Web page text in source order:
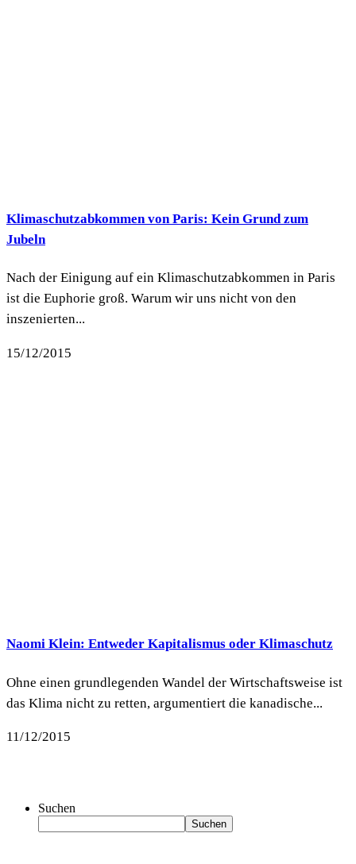
Klimaschutzabkommen von Paris: Kein Grund zum
Jubeln
Nach der Einigung auf ein Klimaschutzabkommen in Paris
ist die Euphorie groß. Warum wir uns nicht von den
inszenierten...
15/12/2015
Naomi Klein: Entweder Kapitalismus oder Klimaschutz
Ohne einen grundlegenden Wandel der Wirtschaftsweise ist
das Klima nicht zu retten, argumentiert die kanadische...
11/12/2015
Suchen
Suchen